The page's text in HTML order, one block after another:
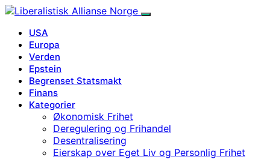
USA
Europa
Verden
Epstein
Begrenset Statsmakt
Finans
Kategorier
Økonomisk Frihet
Deregulering og Frihandel
Desentralisering
Eierskap over Eget Liv og Personlig Frihet